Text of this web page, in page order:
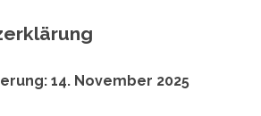
14. November 2025